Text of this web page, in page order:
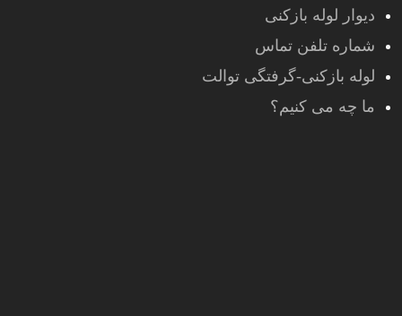
دیوار لوله بازکنی
شماره تلفن تماس
لوله بازکنی-گرفتگی توالت
ما چه می کنیم؟